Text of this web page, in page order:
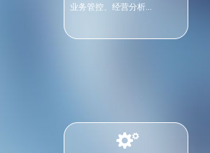
业务管控、经营分析...